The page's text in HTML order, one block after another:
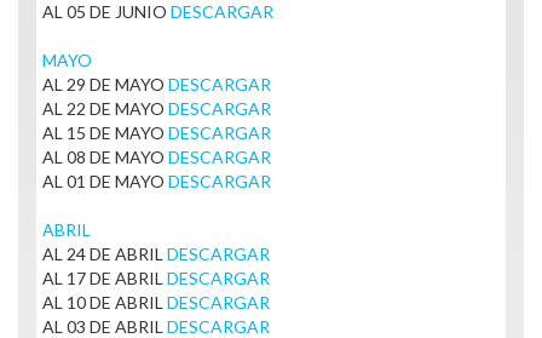
AL 05 DE JUNIO DESCARGAR
MAYO
AL 29 DE MAYO DESCARGAR
AL 22 DE MAYO DESCARGAR
AL 15 DE MAYO DESCARGAR
AL 08 DE MAYO DESCARGAR
AL 01 DE MAYO DESCARGAR
ABRIL
AL 24 DE ABRIL DESCARGAR
AL 17 DE ABRIL DESCARGAR
AL 10 DE ABRIL DESCARGAR
AL 03 DE ABRIL DESCARGAR